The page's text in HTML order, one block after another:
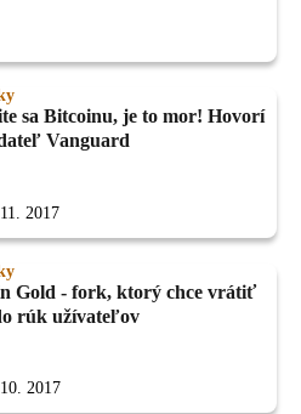
sa Bitcoinu, je to mor! Hovorí
Vanguard
2017
Gold - fork, ktorý chce vrátiť
rúk užívateľov
2017